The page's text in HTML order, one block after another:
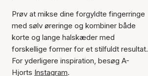
Prøv at mikse dine forgyldte fingerringe
med sølv øreringe og kombiner både
korte og lange halskæder med
forskellige former for et stilfuldt resultat.
For yderligere inspiration, besøg A-
Hjorts Instagram.